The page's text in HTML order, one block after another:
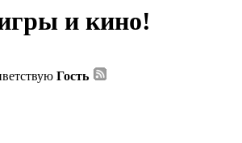
и кино!
Гость